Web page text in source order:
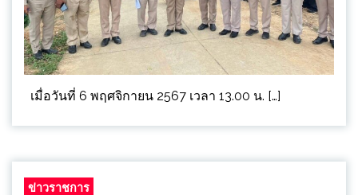
เมื่อวันที่ 6 พฤศจิกายน 2567 เวลา 13.00 น. […]
ข่าวราชการ